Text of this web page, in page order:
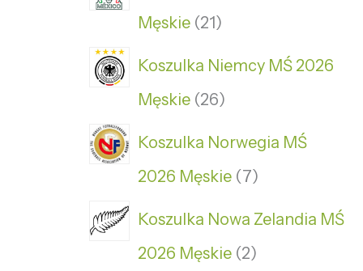
Męskie 21
Koszulka Niemcy MŚ 2026
Męskie 26
Koszulka Norwegia MŚ
2026 Męskie 7
Koszulka Nowa Zelandia MŚ
2026 Męskie 2